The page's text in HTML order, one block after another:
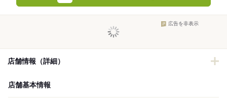
広告を非表示
店舗情報（詳細）
店舗基本情報